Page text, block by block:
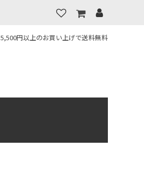
5,500円以上のお買い上げで送料無料